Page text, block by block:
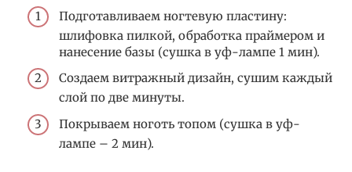
Подготавливаем ногтевую пластину:
шлифовка пилкой, обработка праймером и
нанесение базы (сушка в уф-лампе 1 мин).
Создаем витражный дизайн, сушим каждый
слой по две минуты.
Покрываем ноготь топом (сушка в уф-
лампе – 2 мин).